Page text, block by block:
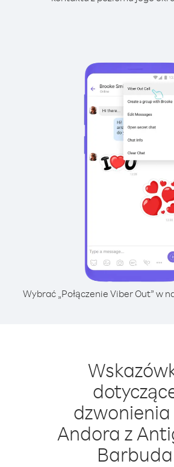
Wybrać „Połączenie Viber Out” w
Andora z
Barbuda